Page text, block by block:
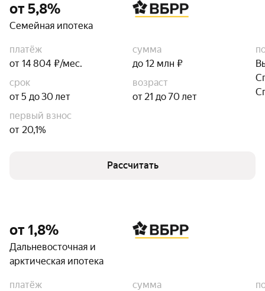
от 5,8%
Семейная ипотека
платёж
от 14 804 ₽/мес.
сумма
до 12 млн ₽
срок
от 5 до 30 лет
возраст
от 21 до 70 лет
первый взнос
от 20,1%
Рассчитать
от 1,8%
Дальневосточная и
арктическая ипотека
платёж
сумма